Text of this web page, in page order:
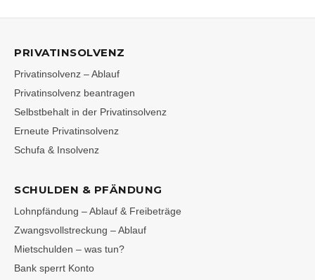
PRIVATINSOLVENZ
Privatinsolvenz – Ablauf
Privatinsolvenz beantragen
Selbstbehalt in der Privatinsolvenz
Erneute Privatinsolvenz
Schufa & Insolvenz
SCHULDEN & PFÄNDUNG
Lohnpfändung – Ablauf & Freibeträge
Zwangsvollstreckung – Ablauf
Mietschulden – was tun?
Bank sperrt Konto